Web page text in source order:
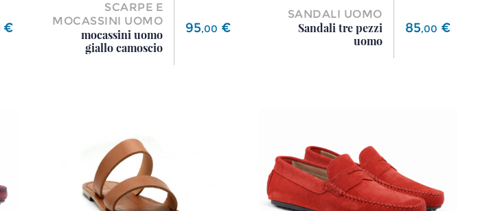
€
SCARPE E
MOCASSINI UOMO
mocassini uomo
giallo camoscio
Prezzo
95,00 €
SANDALI UOMO
Sandali tre pezzi
uomo
Prezzo
85,00 €